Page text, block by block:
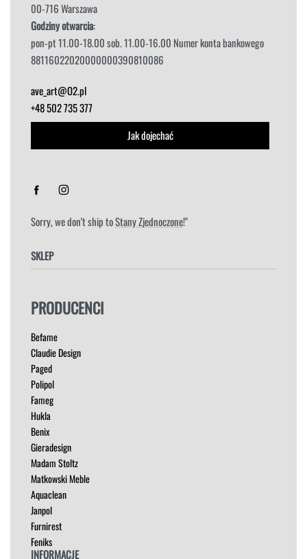
00-716 Warszawa
Godziny otwarcia:
pon-pt 11.00-18.00 sob. 11.00-16.00 Numer konta bankowego
88116022020000000390810086
ave_art@O2.pl
+48 502 735 377
Jak dojechać
Sorry, we don't ship toStany Zjednoczone!"
SKLEP
HOKERY
ŁÓŻKA
MEBLE RTV
NAROŻNIKI
OUTLET
PUFY
SOFY
STOLIKI
STOŁY
SZAFKI I KOMODY
PRODUCENCI
Befame
Claudie Design
Paged
Polipol
Fameg
Hukla
Benix
Gieradesign
Madam Stoltz
Matkowski Meble
Aquaclean
Janpol
Furnirest
Feniks
INFORMACJE